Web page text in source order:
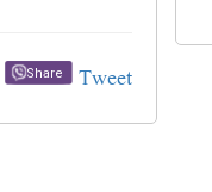
Tweet
Share